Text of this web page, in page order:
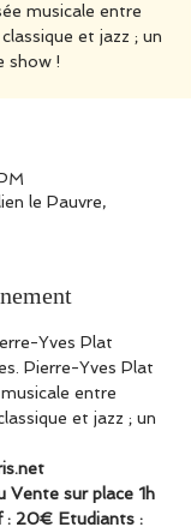
musicale entre
et jazz ; un
show !
le Pauvre,
Yves Plat
Pierre-Yves Plat
entre
et jazz ; un
Vente sur place 1h
: 20€ Etudiants :